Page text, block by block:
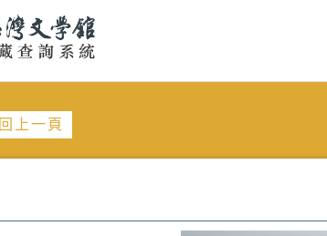
回上一頁